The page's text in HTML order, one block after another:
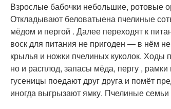
Взрослые бабочки небольшие, ротовые
Откладывают беловатыена пчелиные
мёдом и пергой . Далее переходят к
воск для питания не пригоден — в нём
крылья и ножки пчелиных куколок.
но и расплод, запасы мёда, пергу ,
гусеницы поедают друг друга и помёт
иногда выгрызают ямку. Пчелиные семьи